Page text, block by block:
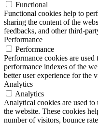
Functional
Functional cookies help to
sharing the content of the
feedbacks, and other third-
Performance
Performance
Performance cookies are
performance indexes of the
better user experience for the
Analytics
Analytics
Analytical cookies are used
the website. These cookies
number of visitors, bounce